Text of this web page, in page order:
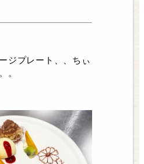
ジプレート、、ちぃ
。